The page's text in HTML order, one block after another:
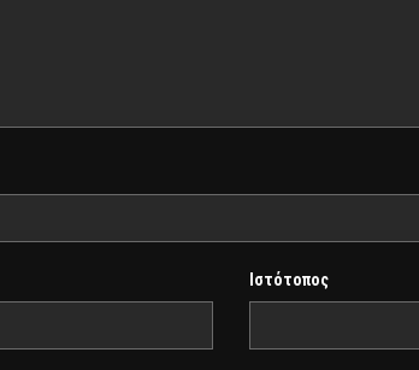
Ιστότοπος